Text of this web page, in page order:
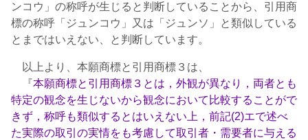
ンコウ」の称呼が生じると判断していることから、引用商
標の称呼「ジュンコウ」又は「ジュンソ」と類似している
とまではいえない、と判断しています。
以上より、本願商標と引用商標３は、
『本願商標と引用商標３とは，外観が異なり，両者とも
特定の観念を生じないから観念において比較することがで
きず，称呼も類似するとはいえない上，前記(2)エで述べ
た実際の取引の実情をも考慮して取引者・需要者に与える